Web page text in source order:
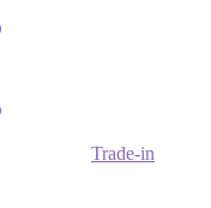
Trade-in